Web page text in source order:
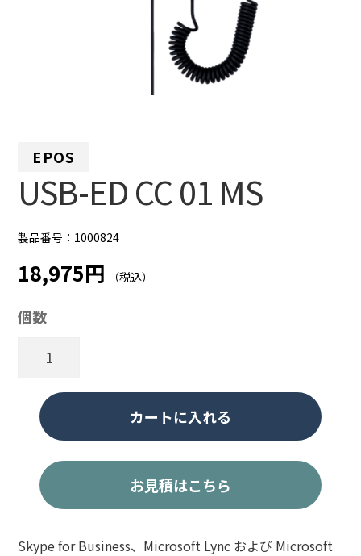
EPOS
USB-ED CC 01 MS
製品番号：1000824
18,975円 （税込）
個数
カートに入れる
お見積はこちら
Skype for Business、Microsoft Lync および Microsoft